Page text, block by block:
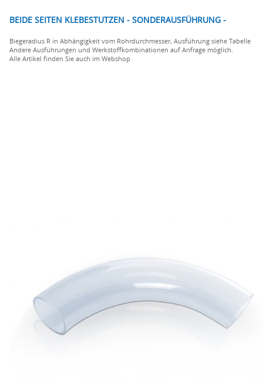
BEIDE SEITEN KLEBESTUTZEN - SONDERAUSFÜHRUNG -
Biegeradius R in Abhängigkeit vom Rohrdurchmesser, Ausführung siehe Tabelle
Andere Ausführungen und Werkstoffkombinationen auf Anfrage möglich.
Alle Artikel finden Sie auch im Webshop